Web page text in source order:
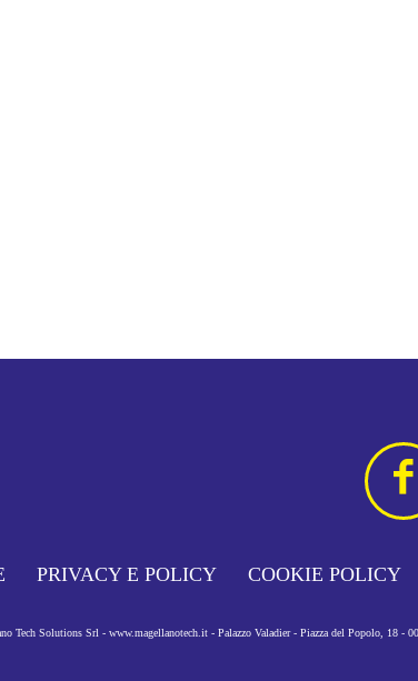
PRIVACY E POLICY COOKIE POLICY
Tech Solutions Srl - www.magellanotech.it - Palazzo Valadier - Piazza del Popolo, 18 -